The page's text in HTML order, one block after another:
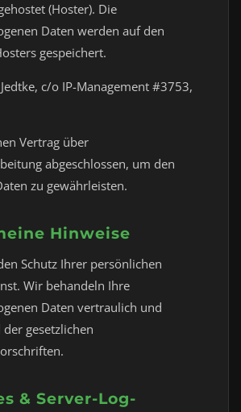
(Hoster). Die
Daten werden auf den
gespeichert.
Jedtke, c/o IP-Management #3753,
Vertrag über
abgeschlossen, um den
zu gewährleisten.
Hinweise
Schutz Ihrer persönlichen
Wir behandeln Ihre
Daten vertraulich und
gesetzlichen
& Server-Log-